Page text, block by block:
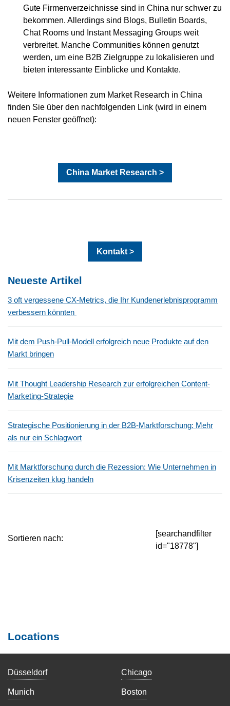
Gute Firmenverzeichnisse sind in China nur schwer zu
bekommen. Allerdings sind Blogs, Bulletin Boards,
Chat Rooms und Instant Messaging Groups weit
verbreitet. Manche Communities können genutzt
werden, um eine B2B Zielgruppe zu lokalisieren und
bieten interessante Einblicke und Kontakte.
Weitere Informationen zum Market Research in China
finden Sie über den nachfolgenden Link (wird in einem
neuen Fenster geöffnet):
China Market Research >
Kontakt >
Neueste Artikel
3 oft vergessene CX-Metrics, die Ihr Kundenerlebnisprogramm
verbessern könnten
Mit dem Push-Pull-Modell erfolgreich neue Produkte auf den
Markt bringen
Mit Thought Leadership Research zur erfolgreichen Content-
Marketing-Strategie
Strategische Positionierung in der B2B-Marktforschung: Mehr
als nur ein Schlagwort
Mit Marktforschung durch die Rezession: Wie Unternehmen in
Krisenzeiten klug handeln
Sortieren nach:
[searchandfilter
id="18778"]
Locations
Düsseldorf
Munich
Chicago
Boston